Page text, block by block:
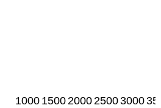
1000 1500200025003000